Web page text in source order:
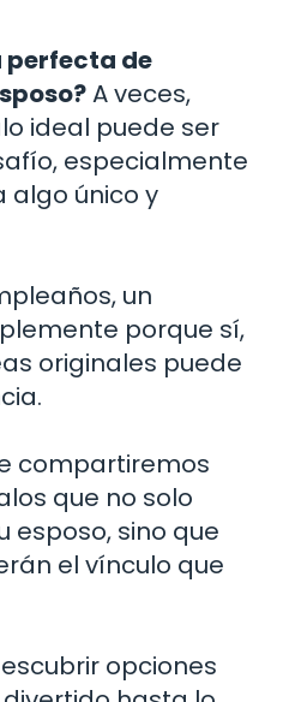
perfecta de
A veces,
ideal puede ser
especialmente
algo único y
un
porque sí,
originales puede
compartiremos
que no solo
esposo, sino que
el vínculo que
opciones